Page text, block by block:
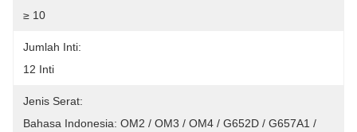
≥ 10
Jumlah Inti:
12 Inti
Jenis Serat:
Bahasa Indonesia: OM2 / OM3 / OM4 / G652D / G657A1 /